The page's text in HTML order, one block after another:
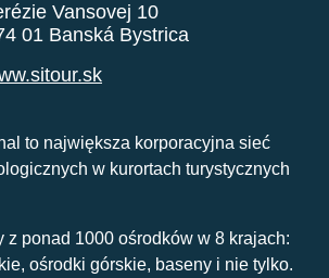
Vansovej 10
01 Banská Bystrica
to największa korporacyjna sieć
w kurortach turystycznych
z ponad 1000 ośrodków w 8 krajach:
ośrodki górskie, baseny i nie tylko.